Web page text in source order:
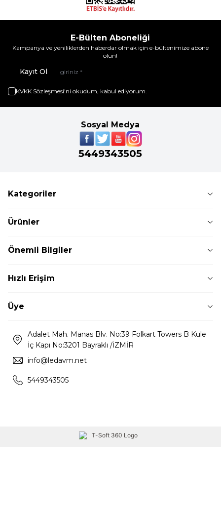
E-Bülten Aboneliği
Kampanya ve yeniliklerden haberdar olmak için e-bültenimize abone
olun!
Kayıt Ol
KVKK Sözleşmesi'ni okudum, kabul ediyorum.
Sosyal Medya
5449343505
Kategoriler
Ürünler
Önemli Bilgiler
Hızlı Erişim
Üye
Adalet Mah. Manas Blv. No:39 Folkart Towers B Kule
İç Kapı No:3201 Bayraklı /İZMİR
info@ledavm.net
5449343505